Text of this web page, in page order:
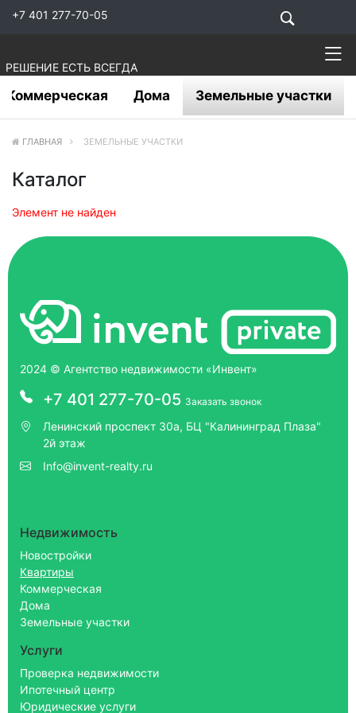
+7 401 277-70-05
РЕШЕНИЕ ЕСТЬ ВСЕГДА
Коммерческая Дома Земельные участки
ГЛАВНАЯ ЗЕМЕЛЬНЫЕ УЧАСТКИ
Каталог
Элемент не найден
2024 © Агентство недвижимости «Инвент»
+7 401 277-70-05 Заказать звонок
Ленинский проспект 30а, БЦ "Калининград Плаза"
2й этаж
Info@invent-realty.ru
Недвижимость
Новостройки
Квартиры
Коммерческая
Дома
Земельные участки
Услуги
Проверка недвижимости
Ипотечный центр
Юридические услуги